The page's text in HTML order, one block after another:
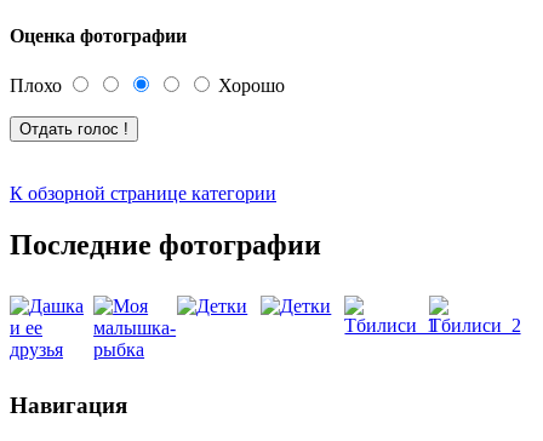
Оценка фотографии
Плохо Хорошо
К обзорной странице категории
Последние фотографии
Навигация